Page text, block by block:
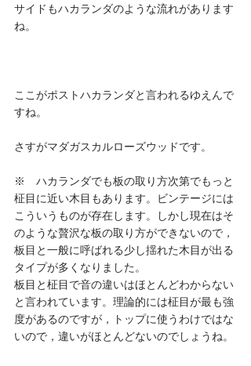
サイドもハカランダのような流れがあります
ね。
ここがポストハカランダと言われるゆえんで
すね。
さすがマダガスカルローズウッドです。
※　ハカランダでも板の取り方次第でもっと
柾目に近い木目もあります。ビンテージには
こういうものが存在します。しかし現在はそ
のような贅沢な板の取り方ができないので，
板目と一般に呼ばれる少し揺れた木目が出る
タイプが多くなりました。
板目と柾目で音の違いはほとんどわからない
と言われています。理論的には柾目が最も強
度があるのですが，トップに使うわけではな
いので，違いがほとんどないのでしょうね。